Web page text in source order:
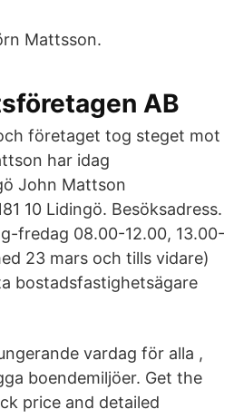
Mattsson.
AB
företaget tog steget mot
har idag
John Mattson
10 Lidingö. Besöksadress.
fredag 08.00-12.00, 13.00-
23 mars och tills vidare)
bostadsfastighetsägare
vardag för alla ,
boendemiljöer. Get the
price and detailed